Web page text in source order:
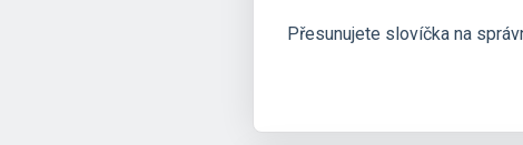
Přesunujete slovíčka na